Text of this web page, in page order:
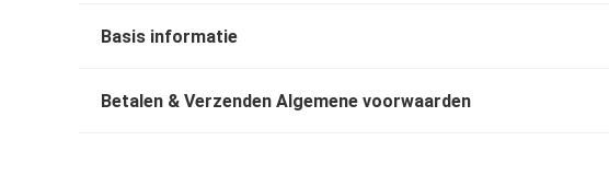
Basis informatie
Betalen & Verzenden Algemene voorwaarden